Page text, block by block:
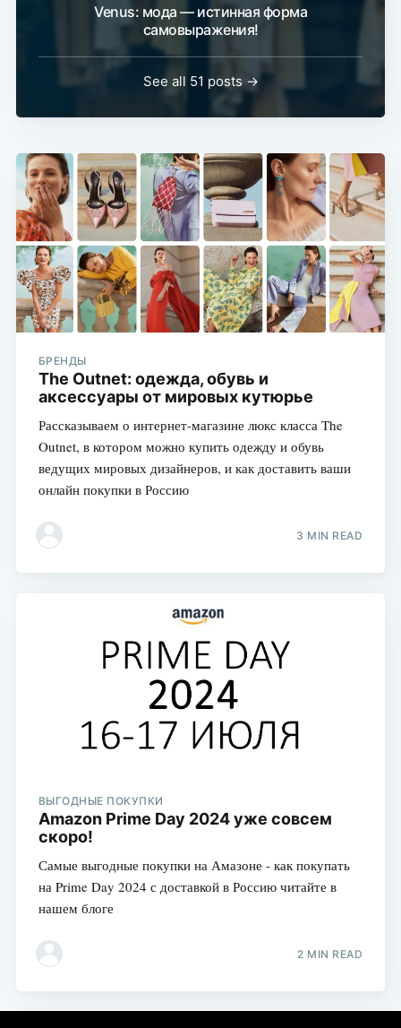
Venus: мода — истинная форма
самовыражения!
See all 51 posts →
БРЕНДЫ
The Outnet: одежда, обувь и
аксессуары от мировых кутюрье
Рассказываем о интернет-магазине люкс класса The
Outnet, в котором можно купить одежду и обувь
ведущих мировых дизайнеров, и как доставить ваши
онлайн покупки в Россию
3 MIN READ
ВЫГОДНЫЕ ПОКУПКИ
Amazon Prime Day 2024 уже совсем
скоро!
Самые выгодные покупки на Амазоне - как покупать
на Prime Day 2024 с доставкой в Россию читайте в
нашем блоге
2 MIN READ